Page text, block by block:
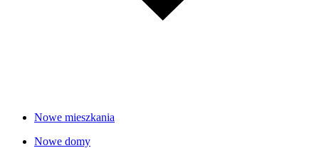
Nowe mieszkania
Nowe domy